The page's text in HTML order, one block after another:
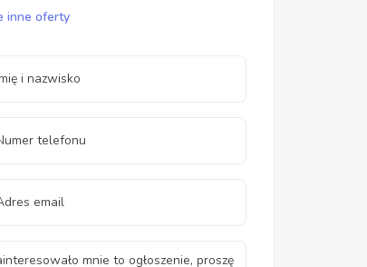
inne oferty